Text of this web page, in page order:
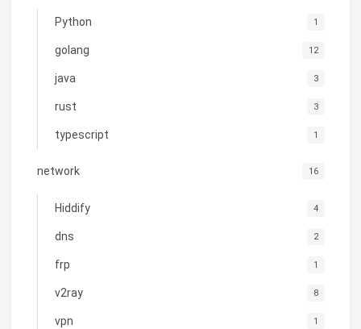
Python 1
golang 12
java 3
rust 3
typescript 1
network 16
Hiddify 4
dns 2
frp 1
v2ray 8
vpn 1